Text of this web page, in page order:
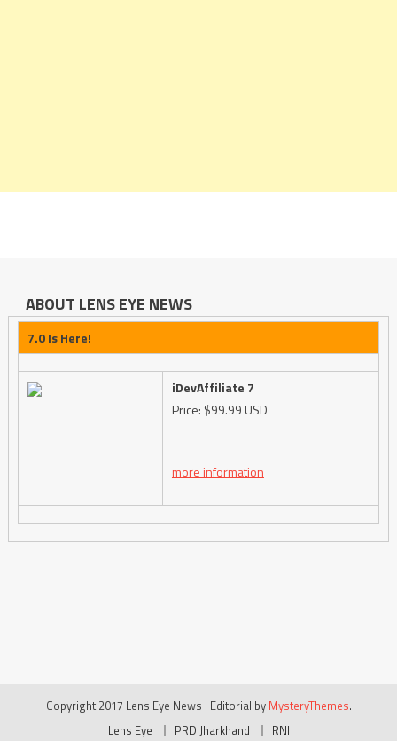
ABOUT LENS EYE NEWS
7.0 Is Here!
iDevAffiliate 7
Price: $99.99 USD
more information
Copyright 2017 Lens Eye News | Editorial by MysteryThemes.
Lens Eye
PRD Jharkhand RNI